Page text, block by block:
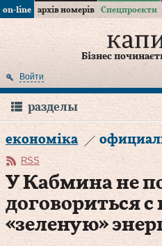
on-line архів номерів Спецпроекти
Бізнес
Войти
разделы
економіка
RSS
У Кабмина не
договориться
«зеленую»